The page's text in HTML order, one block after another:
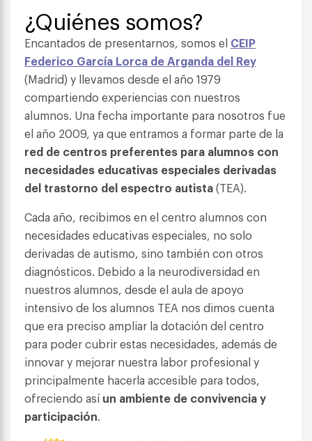
¿Quiénes somos?
Encantados de presentarnos, somos el CEIP
Federico García Lorca de Arganda del Rey
(Madrid) y llevamos desde el año 1979
compartiendo experiencias con nuestros
alumnos. Una fecha importante para nosotros fue
el año 2009, ya que entramos a formar parte de la
red de centros preferentes para alumnos con
necesidades educativas especiales derivadas
del trastorno del espectro autista(TEA).
Cada año, recibimos en el centro alumnos con
necesidades educativas especiales, no solo
derivadas de autismo, sino también con otros
diagnósticos. Debido a la neurodiversidad en
nuestros alumnos, desde el aula de apoyo
intensivo de los alumnos TEA nos dimos cuenta
que era preciso ampliar la dotación del centro
para poder cubrir estas necesidades, además de
innovar y mejorar nuestra labor profesional y
principalmente hacerla accesible para todos,
ofreciendo asíun ambiente de convivencia y
participación.